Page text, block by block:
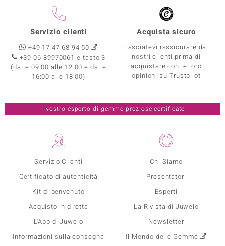
Servizio Clienti
Certificato di autenticità
Kit di benvenuto
Acquisto in diretta
L'App di Juwelo
Informazioni sulla consegna
Chi Siamo
Presentatori
Esperti
La Rivista di Juwelo
Newsletter
Il Mondo delle Gemme
Servizio clienti
+49 17 47 68 94 50
+39 06 89970061 e tasto 3
(dalle 09:00 alle 12:00 e dalle
16:00 alle 18:00)
Acquista sicuro
Lasciatevi rassicurare dai
nostri clienti prima di
acquistare con le loro
opinioni su Trustpilot
Il vostro esperto di gemme preziose certificate